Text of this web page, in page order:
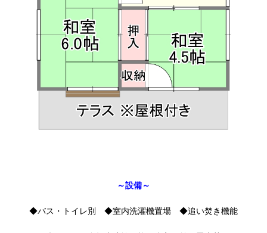
～設備～
◆バス・トイレ別 ◆室内洗濯機置場 ◆追い焚き機能